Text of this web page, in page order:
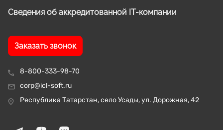
8-800-333-98-70
corp@icl-soft.ru
Республика Татарстан, село Усады, ул. Дорожная, 42
Сведения об аккредитованной IT-компании
Заказать звонок